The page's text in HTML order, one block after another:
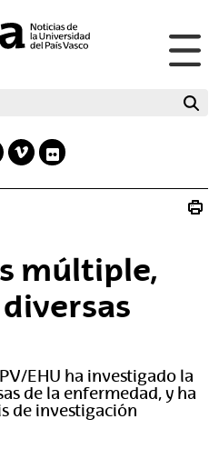
V
F
r
múltiple,
EHU ha investigado la
de la enfermedad, y ha
de investigación